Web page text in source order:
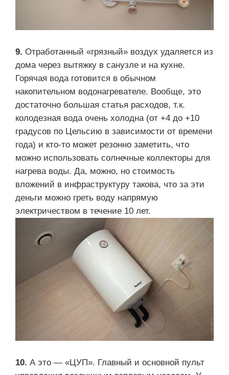
9. Отработанный «грязный» воздух удаляется из
дома через вытяжку в санузле и на кухне.
Горячая вода готовится в обычном
накопительном водонагревателе. Вообще, это
достаточно большая статья расходов, т.к.
колодезная вода очень холодна (от +4 до +10
градусов по Цельсию в зависимости от времени
года) и кто-то может резонно заметить, что
можно использовать солнечные коллекторы для
нагрева воды. Да, можно, но стоимость
вложений в инфраструктуру такова, что за эти
деньги можно греть воду напрямую
электричеством в течение 10 лет.
10. А это — «ЦУП». Главный и основной пульт